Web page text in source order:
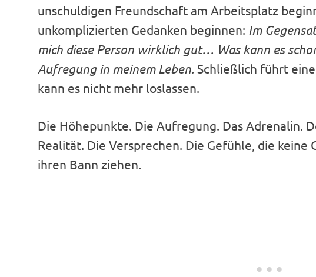
unschuldigen Freundschaft am Arbeitsplatz
unkomplizierten Gedanken beginnen: Im
mich diese Person wirklich gut… Was kann es
Aufregung in meinem Leben. Schließlich führt
kann es nicht mehr loslassen.
Die Höhepunkte. Die Aufregung. Das Adrenalin.
Realität. Die Versprechen. Die Gefühle, die keine
ihren Bann ziehen.